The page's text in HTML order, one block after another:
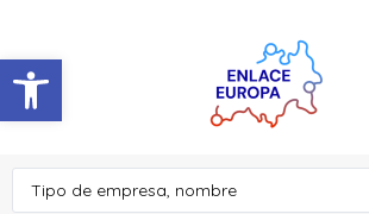
Abrir barra de herramientas